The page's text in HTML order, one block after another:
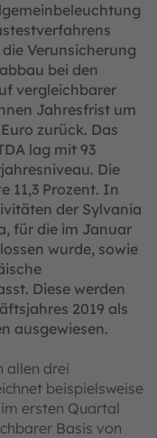
Verunsicherung
bei den
vergleichbarer
Jahresfrist um
zurück. Das
lag mit 93
Die
11,3 Prozent. In
der Sylvania
für die im Januar
wurde, sowie
Diese werden
2019 als
ausgewiesen.
allen drei
beispielsweise
ersten Quartal
Basis von